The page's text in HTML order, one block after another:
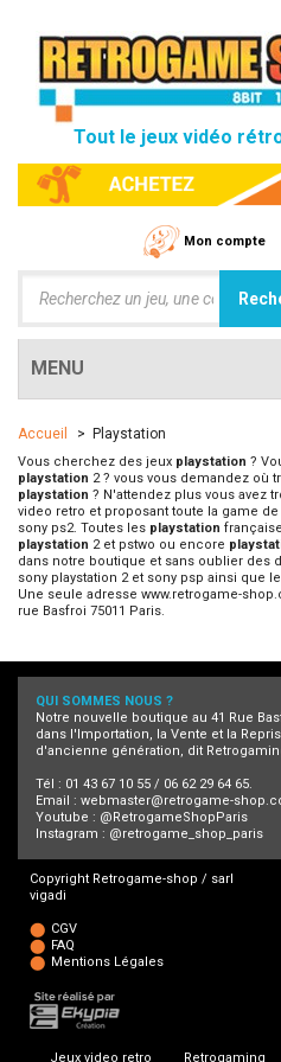
Tout le jeux vidéo
Mon compte
MENU
Accueil > Playstation
Vous cherchez des jeux playstation ?
playstation 2 ? vous vous demandez où
playstation ? N'attendez plus vous avez
video retro et proposant toute la game
sony ps2. Toutes les playstation
playstation 2 et pstwo ou encore
dans notre boutique et sans oublier des
sony playstation 2 et sony psp ainsi que
Une seule adresse www.retrogame-
rue Basfroi 75011 Paris.
QUI SOMMES NOUS ?
Notre nouvelle boutique au 41 Rue
dans l'Importation, la Vente et la
d'ancienne génération, dit
Tél : 01 43 67 10 55 / 06 62 29 64 65.
Email : webmaster@retrogame-
Youtube : @RetrogameShopParis
Instagram : @retrogame_shop_paris
Copyright Retrogame-shop / sarl
vigadi
CGV
FAQ
Mentions Légales
Jeux video retro Retrogaming